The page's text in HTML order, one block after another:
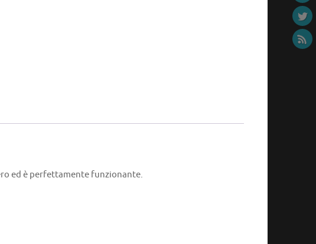
ed è perfettamente funzionante.